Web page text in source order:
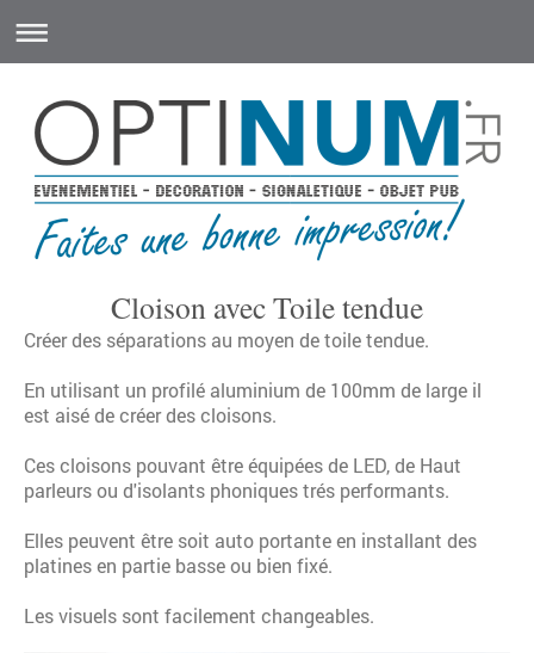
Cloison avec Toile tendue
Créer des séparations au moyen de toile tendue.
En utilisant un profilé aluminium de 100mm de large il
est aisé de créer des cloisons.
Ces cloisons pouvant être équipées de LED, de Haut
parleurs ou d'isolants phoniques trés performants.
Elles peuvent être soit auto portante en installant des
platines en partie basse ou bien fixé.
Les visuels sont facilement changeables.